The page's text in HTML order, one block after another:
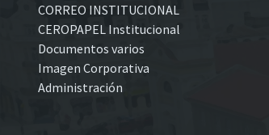
CORREO INSTITUCIONAL
CEROPAPEL Institucional
Documentos varios
Imagen Corporativa
Administración